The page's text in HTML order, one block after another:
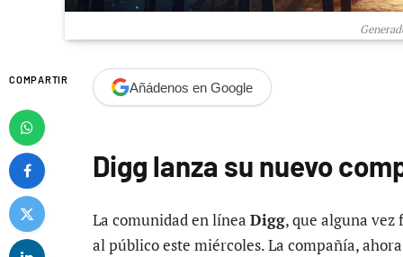
COMPARTIR Añádenos en Google
Digg lanza su nuevo
La comunidad en línea Digg, que alguna
al público este miércoles. La compañía,